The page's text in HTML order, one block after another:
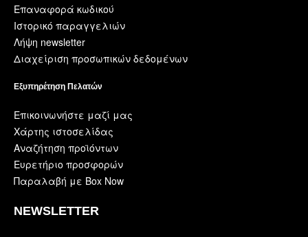
Επαναφορά κωδικού
Ιστορικό παραγγελιών
Λήψη newsletter
Διαχείριση προσωπικών δεδομένων
Εξυπηρέτηση Πελατών
Επικοινωνήστε μαζί μας
Χάρτης ιστοσελίδας
Αναζήτηση προϊόντων
Ευρετήριο προσφορών
Παραλαβή με Box Now
NEWSLETTER